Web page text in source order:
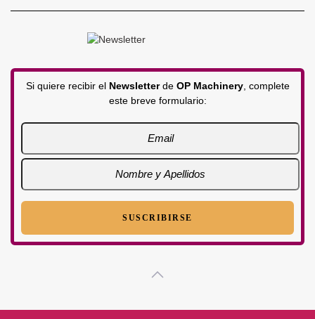
Si quiere recibir el Newsletterde OP Machinery, complete
este breve formulario: